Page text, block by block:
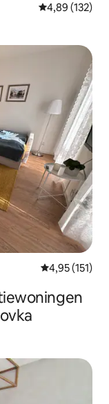
Gemiddelde
4,89 (132)
Gemiddelde
4,95 (151)